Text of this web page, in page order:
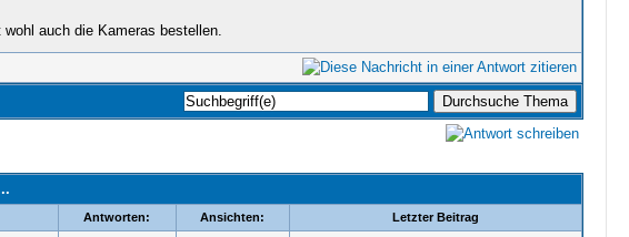
auch die Kameras bestellen.
Antworten: Ansichten:
Letzter Beitrag